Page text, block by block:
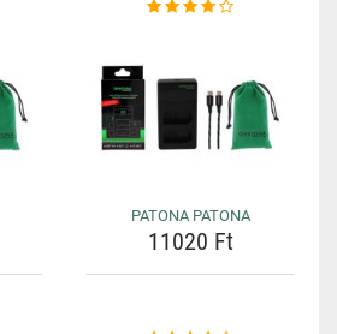
PATONA PATONA
11020 Ft